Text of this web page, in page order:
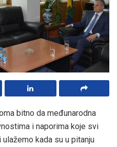
bitno da međunarodna
i naporima koje svi
kada su u pitanju